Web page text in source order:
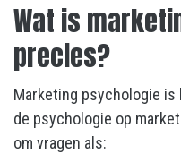
Wat is
precies?
Marketing psychologie
de psychologie op
om vragen als: